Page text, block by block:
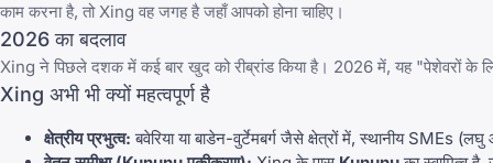
काम करना है, तो Xing वह जगह है जहाँ आपको होना चाहिए।
2026 का बदलाव
Xing ने पिछले दशक में कई बार खुद को रीब्रांड किया है। 2026 में, यह "पेशेवरों के
Xing अभी भी क्यों महत्वपूर्ण है
क्षेत्रीय प्रभुत्व: बवेरिया या बाडेन-वुर्टेमबर्ग जैसे क्षेत्रों में, स्थानीय SMEs